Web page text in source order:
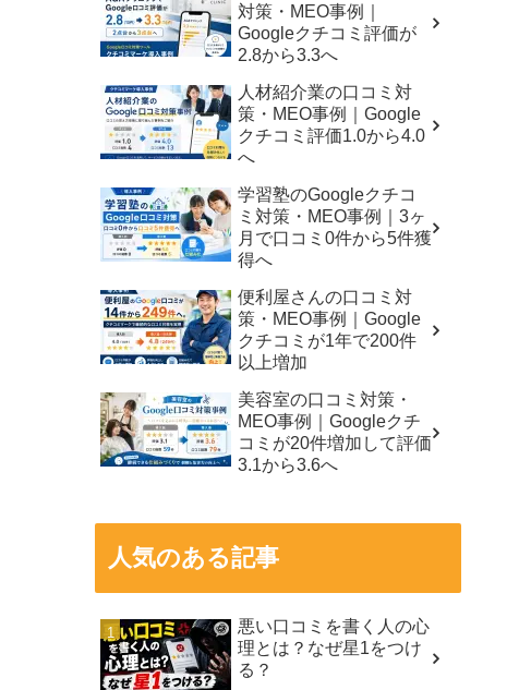
対策・MEO事例｜
Googleクチコミ評価が
2.8から3.3へ
人材紹介業の口コミ対
策・MEO事例｜Google
クチコミ評価1.0から4.0
へ
学習塾のGoogleクチコ
ミ対策・MEO事例｜3ヶ
月で口コミ0件から5件獲
得へ
便利屋さんの口コミ対
策・MEO事例｜Google
クチコミが1年で200件
以上増加
美容室の口コミ対策・
MEO事例｜Googleクチ
コミが20件増加して評価
3.1から3.6へ
人気のある記事
悪い口コミを書く人の心
理とは？なぜ星1をつけ
る？